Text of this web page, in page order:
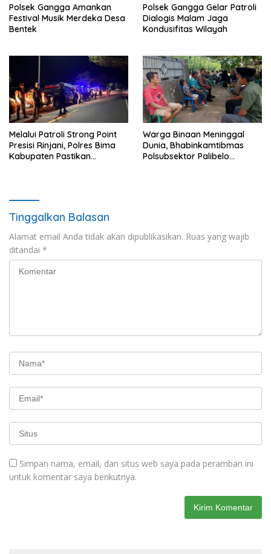
Polsek Gangga Amankan
Festival Musik Merdeka Desa
Bentek
Polsek Gangga Gelar Patroli
Dialogis Malam Jaga
Kondusifitas Wilayah
Melalui Patroli Strong Point
Presisi Rinjani, Polres Bima
Kabupaten Pastikan
Warga Binaan Meninggal
Dunia, Bhabinkamtibmas
Polsubsektor Palibelo
Tinggalkan Balasan
Alamat email Anda tidak akan dipublikasikan. Ruas yang wajib
ditandai *
Simpan nama, email, dan situs web saya pada peramban ini
untuk komentar saya berikutnya.